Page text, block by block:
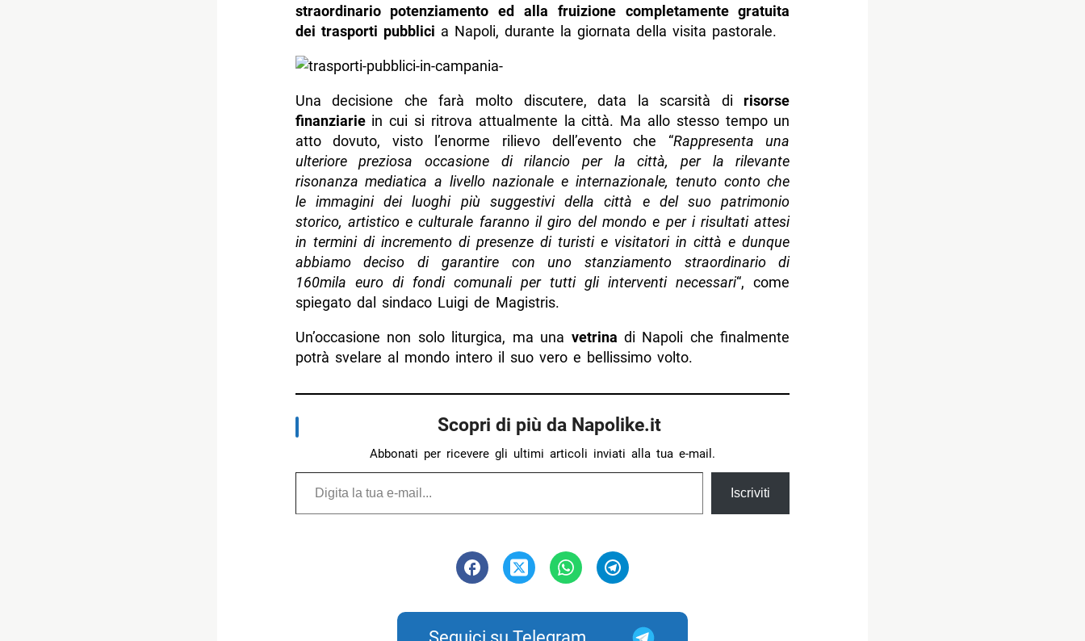
straordinario potenziamento ed alla fruizione completamente gratuita
dei trasporti pubblici a Napoli, durante la giornata della visita pastorale.
Una decisione che farà molto discutere, data la scarsità di risorse
finanziariein cui si ritrova attualmente la città. Ma allo stesso tempo un
atto dovuto, visto l’enorme rilievo dell’evento che “Rappresenta una
ulteriore preziosa occasione di rilancio per la città, per la rilevante
risonanza mediatica a livello nazionale e internazionale, tenuto conto che
le immagini dei luoghi più suggestivi della città e del suo patrimonio
storico, artistico e culturale faranno il giro del mondo e per i risultati attesi
in termini di incremento di presenze di turisti e visitatori in città e dunque
abbiamo deciso di garantire con uno stanziamento straordinario di
160mila euro di fondi comunali per tutti gli interventi necessari“, come
spiegato dal sindaco Luigi de Magistris.
Un’occasione non solo liturgica, ma una vetrina di Napoli che finalmente
potrà svelare al mondo intero il suo vero e bellissimo volto.
Scopri di più da Napolike.it
Abbonati per ricevere gli ultimi articoli inviati alla tua e-mail.
Digita la tua e-mail...
Iscriviti